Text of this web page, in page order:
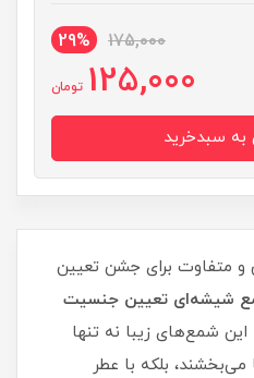
175,000
29%
125,000 تومان
و متفاوت برای جشن تعیین
شیشه‌ای تعیین جنسیت
شمع‌های زیبا نه تنها
بلکه با عطر